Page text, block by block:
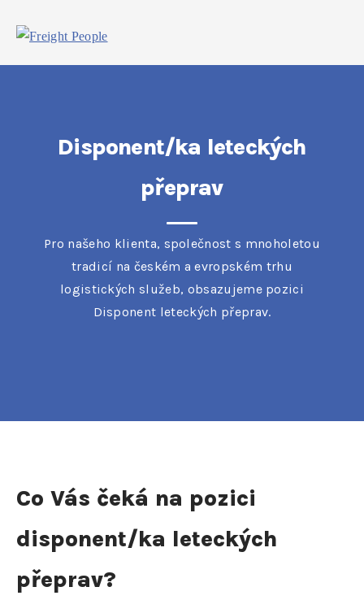
Disponent/ka leteckých
přeprav
Pro našeho klienta, společnost s mnoholetou
tradicí na českém a evropském trhu
logistických služeb, obsazujeme pozici
Disponent leteckých přeprav.
Co Vás čeká na pozici
disponent/ka leteckých
přeprav?